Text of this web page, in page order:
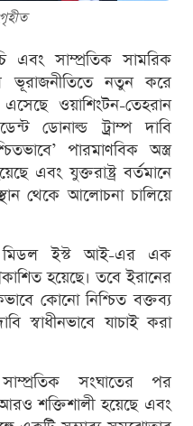
এবং সাম্প্রতিক সামরিক
ভূরাজনীতিতে নতুন করে
ওয়াশিংটন-তেহরান
ডোনাল্ড ট্রাম্প দাবি
পারমাণবিক অস্ত্র
এবং যুক্তরাষ্ট্র বর্তমানে
থেকে আলোচনা চালিয়ে
মিডল ইস্ট আই-এর এক
হয়েছে। তবে ইরানের
কোনো নিশ্চিত বক্তব্য
স্বাধীনভাবে যাচাই করা
সংঘাতের পর
শক্তিশালী হয়েছে এবং